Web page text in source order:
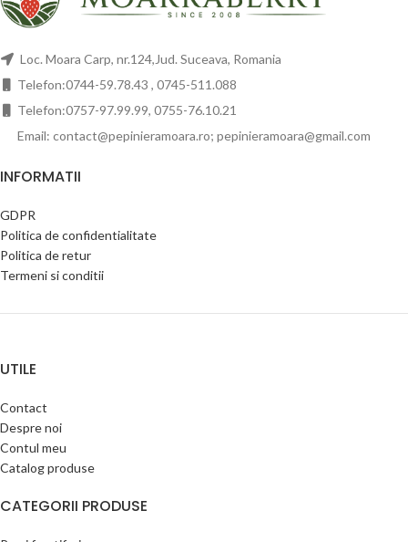
Loc. Moara Carp, nr.124,Jud. Suceava, Romania
Telefon:0744-59.78.43 , 0745-511.088
Telefon:0757-97.99.99, 0755-76.10.21
Email: contact@pepinieramoara.ro; pepinieramoara@gmail.com
INFORMATII
GDPR
Politica de confidentialitate
Politica de retur
Termeni si conditii
UTILE
Contact
Despre noi
Contul meu
Catalog produse
CATEGORII PRODUSE